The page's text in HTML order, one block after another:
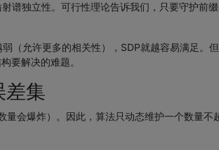
谱独立性。可行性理论告诉我们，只要守护
（允许更多的相关性），SDP就越容易满足
要解决的难题。
差集
会爆炸）。因此，算法只动态维护一个数量